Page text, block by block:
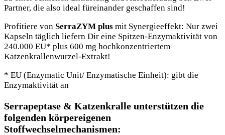
Partner, die also ideal füreinander geschaffen sind!
Profitiere von SerraZYM plus mit Synergieeffekt: Nur zwei
Kapseln täglich liefern Dir eine Spitzen-Enzymaktivität von
240.000 EU* plus 600 mg hochkonzentriertem
Katzenkrallenwurzel-Extrakt!
* EU (Enzymatic Unit/ Enzymatische Einheit): gibt die
Enzymaktivität an
Serrapeptase & Katzenkralle unterstützen die
folgenden körpereigenen
Stoffwechselmechanismen: